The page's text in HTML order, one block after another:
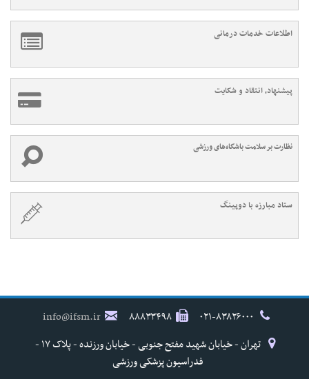
اطلاعات خدمات درمانی
پیشنهاد، انتقاد و شکایت
نظارت بر سلامت باشگاه‌های ورزشی
ستاد مبارزه با دوپینگ
۸۸۸۳۳۴۹۸
info@ifsm.ir
تهران - خیابان شهید مفتح جنوبی - خیابان ورزنده - پلاک ۱۷ -
فدراسیون پزشکی ورزشی